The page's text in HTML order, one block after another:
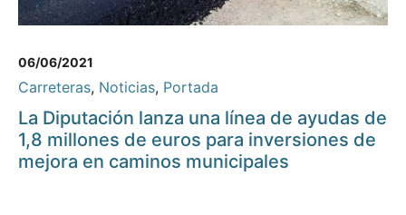
06/06/2021
Carreteras, Noticias, Portada
La Diputación lanza una línea de ayudas de
1,8 millones de euros para inversiones de
mejora en caminos municipales